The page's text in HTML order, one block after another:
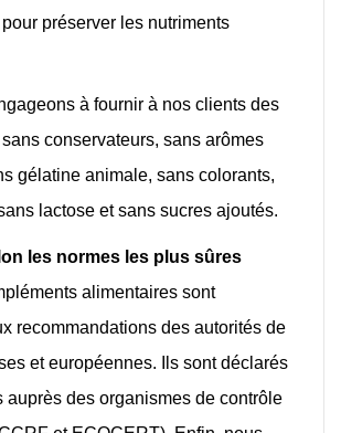
préserver les nutriments
à fournir à nos clients des
conservateurs, sans arômes
gélatine animale, sans colorants,
lactose et sans sucres ajoutés.
les normes les plus sûres
alimentaires sont
recommandations des autorités de
et européennes. Ils sont déclarés
auprès des organismes de contrôle